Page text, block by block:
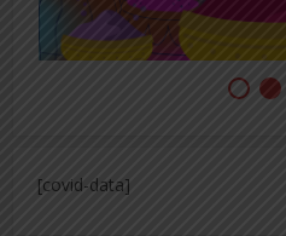
[covid-data]